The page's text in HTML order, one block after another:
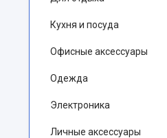
Кухня и посуда
Офисные аксессуары
Одежда
Электроника
Личные аксессуары